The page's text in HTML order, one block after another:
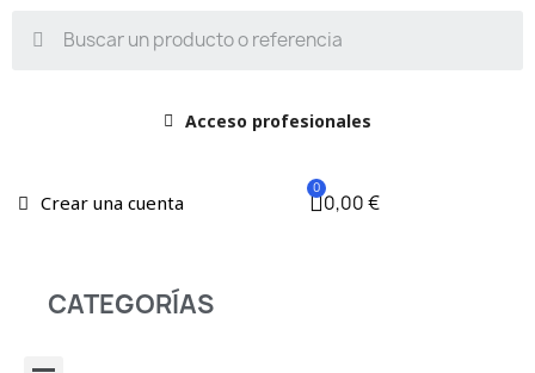
Acceso profesionales
Crear una cuenta 0,00 €
CATEGORÍAS